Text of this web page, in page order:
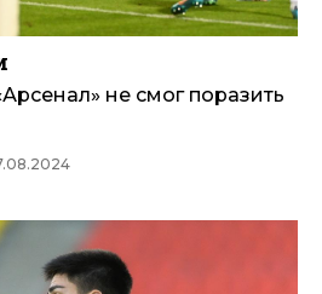
не смог поразить